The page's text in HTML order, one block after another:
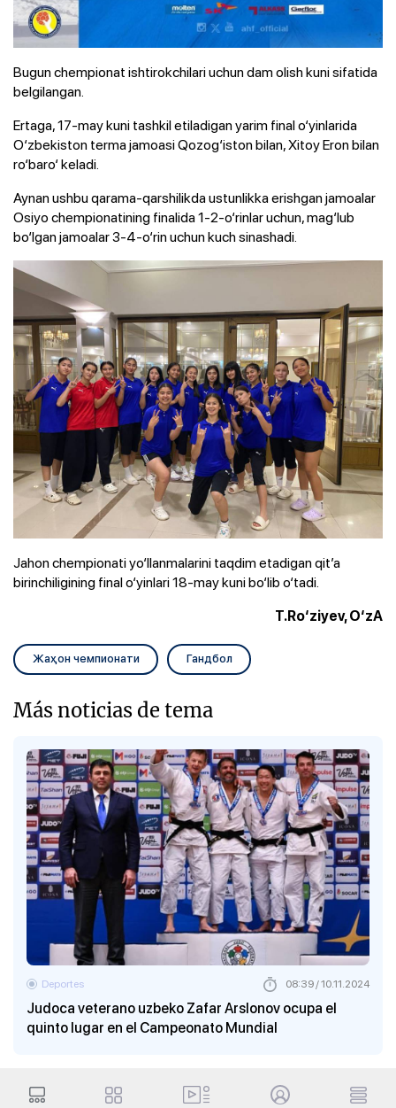
Bugun chempionat ishtirokchilari uchun dam olish kuni sifatida
belgilangan.
Ertaga, 17-may kuni tashkil etiladigan yarim final o‘yinlarida
O‘zbekiston terma jamoasi Qozog‘iston bilan, Xitoy Eron bilan
ro‘baro‘ keladi.
Aynan ushbu qarama-qarshilikda ustunlikka erishgan jamoalar
Osiyo chempionatining finalida 1-2-o‘rinlar uchun, mag‘lub
bo‘lgan jamoalar 3-4-o‘rin uchun kuch sinashadi.
Jahon chempionati yo‘llanmalarini taqdim etadigan qit’a
birinchiligining final o‘yinlari 18-may kuni bo‘lib o‘tadi.
T.Ro‘ziyev, O‘zA
Жаҳон чемпионати Гандбол
Más noticias de tema
Judoca veterano uzbeko Zafar Arslonov ocupa el
quinto lugar en el Campeonato Mundial
Deportes 08:39 / 10.11.2024